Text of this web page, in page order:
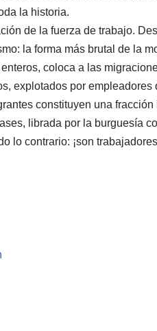
la historia.
de la fuerza de trabajo.
la forma más brutal de la
coloca a las
explotados por
constituyen una
librada por la burguesía
lo contrario: ¡son